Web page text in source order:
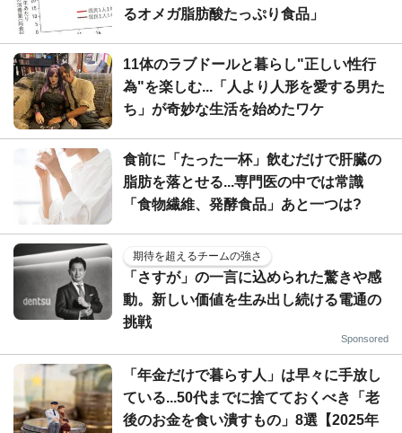
るオメガ脂肪酸たっぷり食品」
11体のラブドールと暮らし"正しい性行
為"を楽しむ...「人より人形を愛する男た
ち」が奇妙な生活を始めたワケ
食前に「たった一杯」飲むだけで肝臓の
脂肪を落とせる...専門医の中では常識
「食物繊維、発酵食品」あと一つは?
期待を超えるチームの強さ
「さすが」の一言に込められた驚きや感
動。新しい価値を生み出し続ける電通の
挑戦
Sponsored
「年金だけで暮らす人」は早々に手放し
ている...50代までに捨てておくべき「老
後のお金を食い潰すもの」8選【2025年